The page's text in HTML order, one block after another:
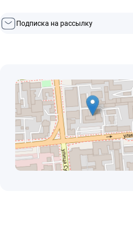
Подписка на рассылку